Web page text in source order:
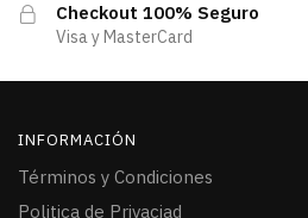
Checkout 100% Seguro
Visa y MasterCard
INFORMACIÓN
Términos y Condiciones
Politica de Privaciad